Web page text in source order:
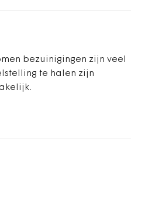
bezuinigingen zijn veel
te halen zijn